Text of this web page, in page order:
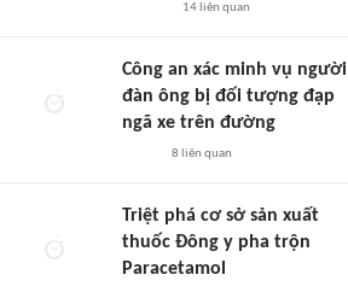
14 liên quan
Công an xác minh vụ người
đàn ông bị đối tượng đạp
ngã xe trên đường
8 liên quan
Triệt phá cơ sở sản xuất
thuốc Đông y pha trộn
Paracetamol